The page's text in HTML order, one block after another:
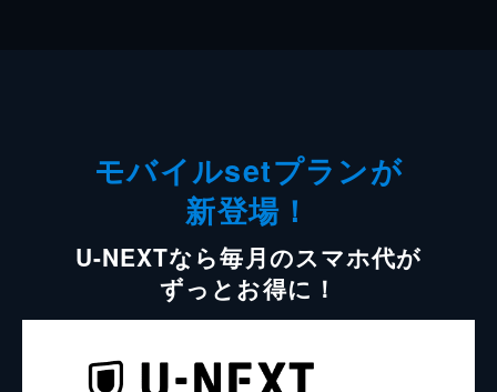
モバイルsetプランが
新登場！
U-NEXTなら毎月のスマホ代が
ずっとお得に！